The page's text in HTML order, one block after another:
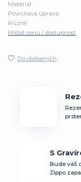
Materiál:
Povrchová úprava:
Různé:
Hlídat cenu / dostupnost
Do oblíbených
S
Bude váš
Zippo